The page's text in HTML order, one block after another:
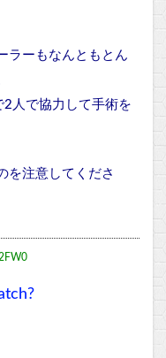
ラーもなんともとん
人で協力して手術を
を注意してくださ